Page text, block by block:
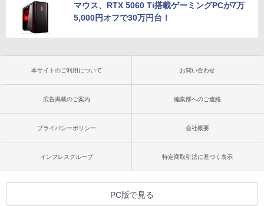
マウス、RTX 5060 Ti搭載ゲーミングPCが7万
5,000円オフで30万円台！
本サイトのご利用について お問い合わせ
広告掲載のご案内 編集部へのご連絡
プライバシーポリシー 会社概要
インプレスグループ 特定商取引法に基づく表示
PC版で見る